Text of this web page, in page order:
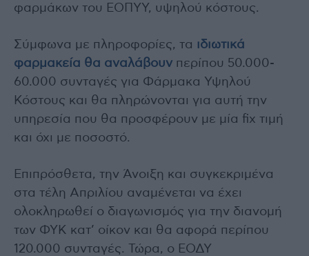
φαρμάκων του ΕΟΠΥΥ, υψηλού κόστους.
Σύμφωνα με πληροφορίες, τα ιδιωτικά
φαρμακεία θα αναλάβουν περίπου 50.000-
60.000 συνταγές για Φάρμακα Υψηλού
Κόστους και θα πληρώνονται για αυτή την
υπηρεσία που θα προσφέρουν με μία fix τιμή
και όχι με ποσοστό.
Επιπρόσθετα, την Άνοιξη και συγκεκριμένα
στα τέλη Απριλίου αναμένεται να έχει
ολοκληρωθεί ο διαγωνισμός για την διανομή
των ΦΥΚ κατ’ οίκον και θα αφορά περίπου
120.000 συνταγές. Τώρα, ο ΕΟΔΥ